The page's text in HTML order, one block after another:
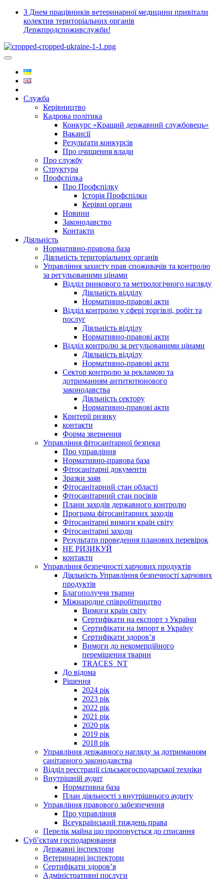
З Днем працівників ветеринарної медицини привітали
колектив територіальних органів
Держпродспоживслужби!
Служба
Керівництво
Кадрова політика
Конкурс «Кращий державний службовець»
Вакансії
Результати конкурсів
Про очищення влади
Про службу
Структура
Профспілка
Про Профспілку
Історія Профспілки
Керівні органи
Новини
Законодавство
Контакти
Діяльність
Нормативно-правова база
Діяльність територіальних органів
Управління захисту прав споживачів та контролю
за регульованими цінами
Відділ ринкового та метрологічного нагляду
Діяльність відділу
Нормативно-правові акти
Відділ контролю у сфері торгівлі, робіт та
послуг
Діяльність відділу
Нормативно-правові акти
Відділ контролю за регульованими цінами
Діяльність відділу
Нормативно-правові акти
Сектор контролю за рекламою та
дотриманням антитютюнового
законодавства
Діяльність сектору
Нормативно-правові акти
Критерії ризику
контакти
Форма звернення
Управління фітосанітарної безпеки
Про управління
Нормативно-правова база
Фітосанітарні документи
Зразки заяв
Фітосанітарний стан області
Фітосанітарний стан посівів
Плани заходів державного контролю
Програма фітосанітарних заходів
Фітосанітарні вимоги країн світу
Фітосанітарні заходи
Результати проведення планових перевірок
НЕ РИЗИКУЙ
контакти
Управління безпечності харчових продуктів
Діяльність Управління безпечності харчових
продуктів
Благополуччя тварин
Міжнародне співробітництво
Вимоги країн світу
Сертифікати на експорт з України
Сертифікати на імпорт в Україну
Сертифікати здоров’я
Вимоги до некомерційного
переміщення тварин
TRACES_NT
До відома
Рішення
2024 рік
2023 рік
2022 рік
2021 рік
2020 рік
2019 рік
2018 рік
Управління державного нагляду за дотриманням
санітарного законодавства
Відділ реєстрації сільськогосподарської техніки
Внутрішній аудит
Нормативна база
План діяльності з внутрішнього аудиту
Управління правового забезпечення
Про управління
Всеукраїнський тиждень права
Перелік майна що пропонується до списання
Суб’єктам господарювання
Державні інспектори
Ветеринарні інспектори
Сертифікати здоров’я
Адміністративні послуги